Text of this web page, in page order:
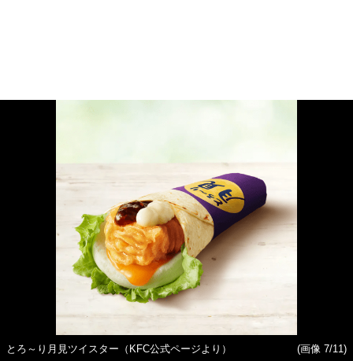
とろ～り月見ツイスター（KFC公式ページより） (画像 7/11)